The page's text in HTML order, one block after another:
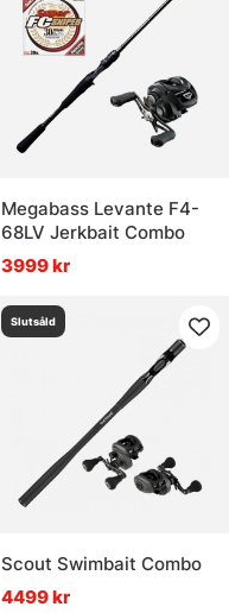
Megabass Levante F4-
68LV Jerkbait Combo
3999 kr
Slutsåld
Scout Swimbait Combo
4499 kr